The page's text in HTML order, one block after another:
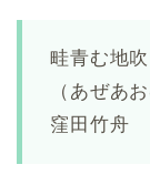
畦青む地
（あぜあ
窪田竹舟